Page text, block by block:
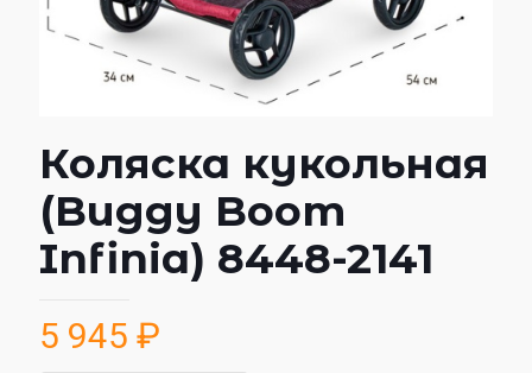
Коляска кукольная
(Buggy Boom
Infinia) 8448-2141
5 945 ₽